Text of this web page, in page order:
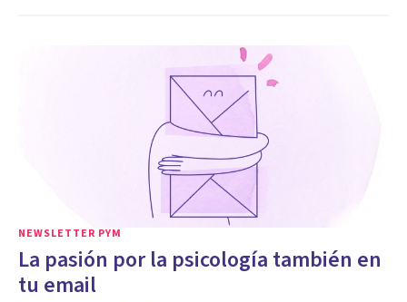
NEWSLETTER PYM
La pasión por la psicología también en
tu email